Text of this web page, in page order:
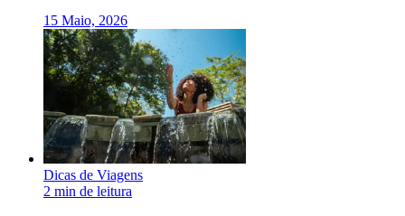
15 Maio, 2026
Dicas de Viagens
2 min de leitura